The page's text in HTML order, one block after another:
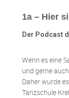
1a – Hier
Der Podcast
Wenn es eine
und gerne
Daher wurde
Tanzschule